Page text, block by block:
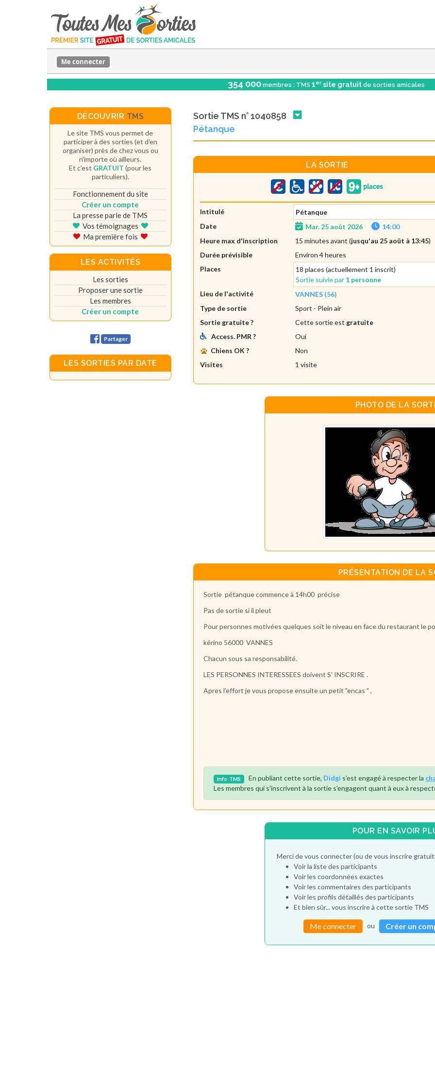
Me connecter
354 000 membres : TMS 1er site gratuit de sorties amicales
Sortie TMS n° 1040858
Pétanque
LA SORTIE
Intitulé
Pétanque
Date
Mar. 25 août 2026
14:00
Heure max d'inscription
15 minutes avant (jusqu'au 25 août à 13:45)
Durée prévisible
Environ 4 heures
Places
18 places (actuellement 1 inscrit)
Sortie suivie par 1 personne
Lieu de l'activité
VANNES (56)
Type de sortie
Sport - Plein air
Sortie gratuite ?
Cette sortie est gratuite
Access. PMR ?
Oui
Chiens OK ?
Non
Visites
1 visite
PHOTO DE LA
PRÉSENTATION DE LA
Sortie pétanque commence à 14h00 précise
Pas de sortie si il pleut
Pour personnes motivées quelques soit le niveau en face du restaurant le
kérino 56000 VANNES
Chacun sous sa responsabilité.
LES PERSONNES INTERESSEES doivent S' INSCRIRE .
Apres l'effort je vous propose ensuite un petit "encas " ,
Info TMS En publiant cette sortie, Didgi s'est engagé à respecter la
Les membres qui s'inscrivent à la sortie s'engagent quant à eux à
POUR EN SAVOIR
Merci de vous connecter (ou de vous inscrire
Voir la liste des participants
Voir les coordonnées exactes
Voir les commentaires des participants
Voir les profils détaillés des participants
Et bien sûr... vous inscrire à cette sortie TMS
Me connecter ou Créer un
DÉCOUVRIR TMS
Le site TMS vous permet de
participer à des sorties (et d'en
organiser) près de chez vous ou
n'importe où ailleurs.
Et c'est GRATUIT (pour les
particuliers).
Fonctionnement du site
Créer un compte
La presse parle de TMS
Vos témoignages
Ma première fois
LES ACTIVITÉS
Les sorties
Proposer une sortie
Les membres
Créer un compte
Partager
LES SORTIES PAR DATE